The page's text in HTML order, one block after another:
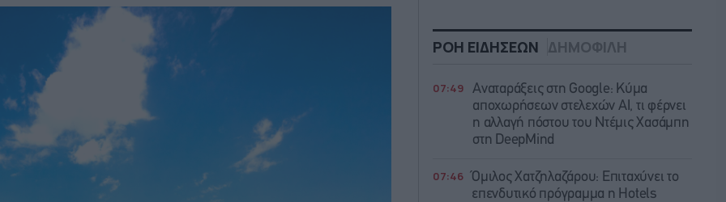
ΡΟΗ ΕΙΔΗΣΕΩΝ ΔΗΜΟΦΙΛΗ
07:49
Αναταράξεις στη Google: Κύμα
αποχωρήσεων στελεχών AI, τι φέρνει
η αλλαγή πόστου του Ντέμις Χασάμπη
στη DeepMind
07:46
Όμιλος Χατζηλαζάρου: Επιταχύνει το
επενδυτικό πρόγραμμα η Hotels